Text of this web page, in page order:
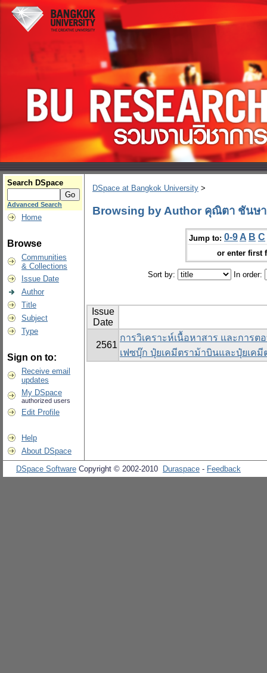
Search DSpace
Advanced Search
Home
Browse
Communities
& Collections
Issue Date
Author
Title
Subject
Type
Sign on to:
Receive email
updates
My DSpace
authorized users
Edit Profile
Help
About DSpace
DSpace at Bangkok University >
Browsing by Author คุณิตา ชันษา
Jump to: 0-9 A B C
or enter first
Sort by: In order:
Issue
Date
2561
การวิเคราะห์เนื้อหาสาร และการ
เฟซบุ๊ก ปุ๋ยเคมีตราม้าบินและปุ๋ยเคมี
DSpace Software Copyright © 2002-2010 Duraspace - Feedback